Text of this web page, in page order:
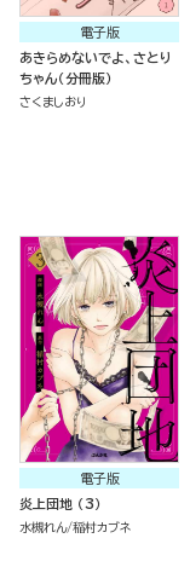
電子版
あきらめないでよ、さとり
ちゃん（分冊版）
さくましおり
電子版
炎上団地 （3）
水槻れん 稲村カブネ